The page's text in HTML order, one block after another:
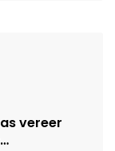
vereer